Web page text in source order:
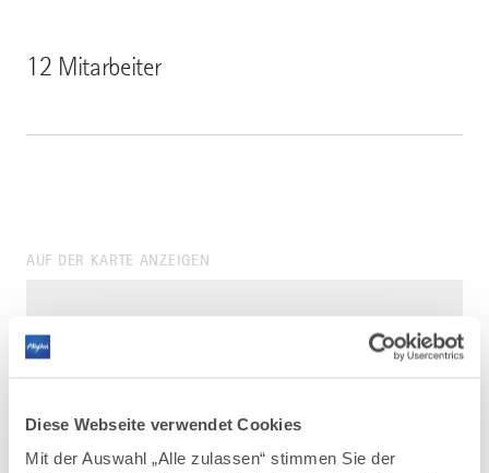
Diese Webseite verwendet Cookies
Mit der Auswahl „Alle zulassen“ stimmen Sie der
12 Mitarbeiter
AUF DER KARTE ANZEIGEN